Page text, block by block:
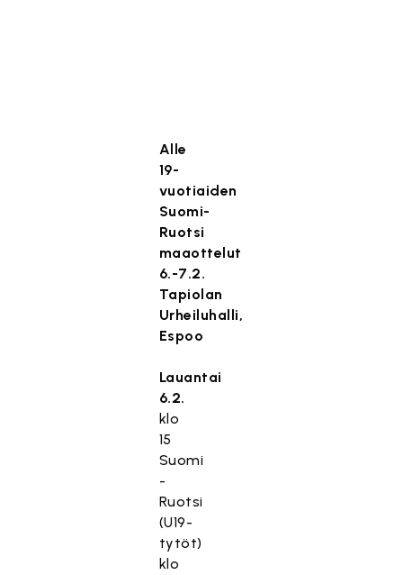
Alle
19-
vuotiaiden
Suomi-
Ruotsi
maaottelut
6.-7.2.
Tapiolan
Urheiluhalli,
Espoo
Lauantai
6.2.
klo
15
Suomi
-
Ruotsi
(U19-
tytöt)
klo